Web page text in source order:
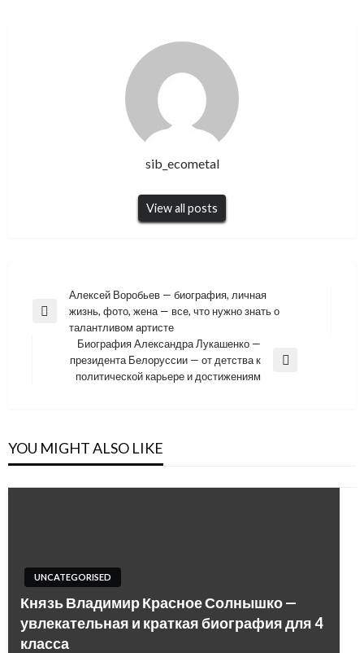
sib_ecometal
View all posts
Навигация
по
записям
Previous
Алексей Воробьев — биография, личная
жизнь, фото, жена — все, что нужно знать о
талантливом артисте
Биография Александра Лукашенко —
президента Белоруссии — от детства к
политической карьере и достижениям
YOU MIGHT ALSO LIKE
UNCATEGORISED
Князь Владимир Красное Солнышко —
увлекательная и краткая биография для 4
класса